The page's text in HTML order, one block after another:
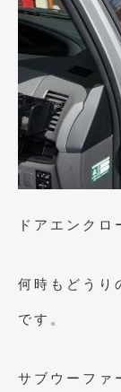
2019年
2019年
2019年
2019年9
2019年8
2019年
2019年
ドアエンク
何時もどうり
です。
サブウーファ